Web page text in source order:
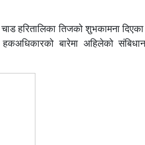
हरितालिका तिजको शुभकामना
बारेमा अहिलेको